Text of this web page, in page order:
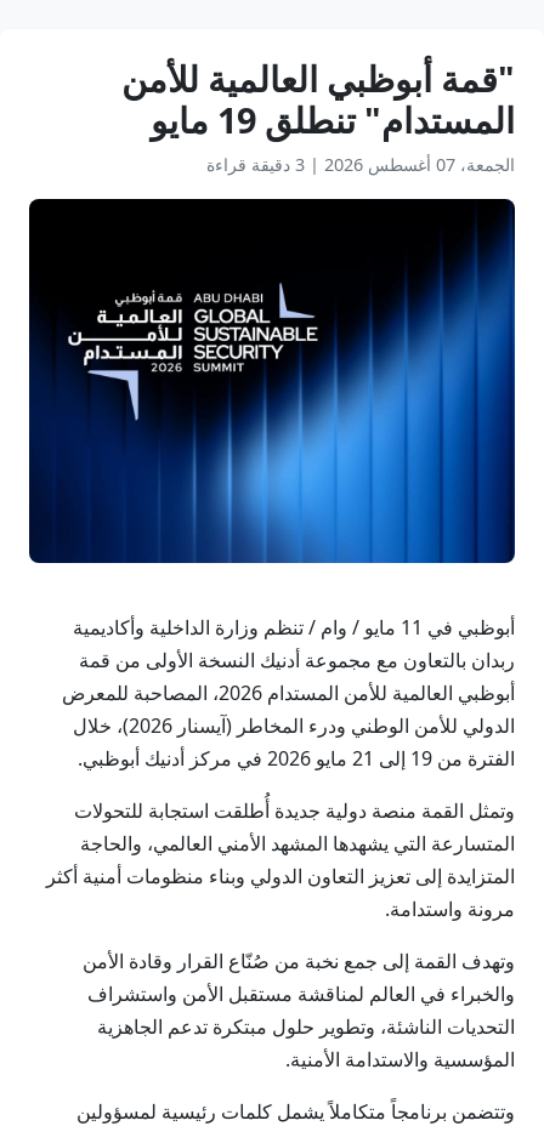
"قمة أبوظبي العالمية للأمن
المستدام" تنطلق 19 مايو
الجمعة، 07 أغسطس 2026 | 3 دقيقة قراءة
أبوظبي في 11 مايو / وام / تنظم وزارة الداخلية وأكاديمية
ربدان بالتعاون مع مجموعة أدنيك النسخة الأولى من قمة
أبوظبي العالمية للأمن المستدام 2026، المصاحبة للمعرض
الدولي للأمن الوطني ودرء المخاطر (آيسنار 2026)، خلال
الفترة من 19 إلى 21 مايو 2026 في مركز أدنيك أبوظبي.
وتمثل القمة منصة دولية جديدة أُطلقت استجابة للتحولات
المتسارعة التي يشهدها المشهد الأمني العالمي، والحاجة
المتزايدة إلى تعزيز التعاون الدولي وبناء منظومات أمنية أكثر
مرونة واستدامة.
وتهدف القمة إلى جمع نخبة من صُنّاع القرار وقادة الأمن
والخبراء في العالم لمناقشة مستقبل الأمن واستشراف
التحديات الناشئة، وتطوير حلول مبتكرة تدعم الجاهزية
المؤسسية والاستدامة الأمنية.
وتتضمن برنامجاً متكاملاً يشمل كلمات رئيسية لمسؤولين